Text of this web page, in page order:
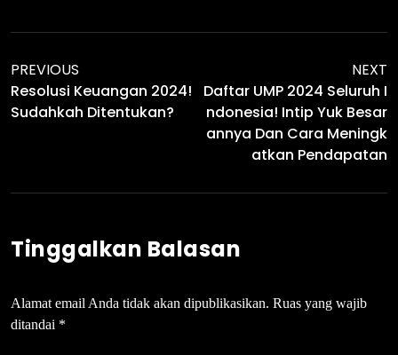
PREVIOUS
Resolusi Keuangan 2024!
Sudahkah Ditentukan?
NEXT
Daftar UMP 2024 Seluruh I
Ndonesia! Intip Yuk Besar
Annya Dan Cara Meningk
Atkan Pendapatan
Tinggalkan Balasan
Alamat email Anda tidak akan dipublikasikan. Ruas yang wajib
ditandai *